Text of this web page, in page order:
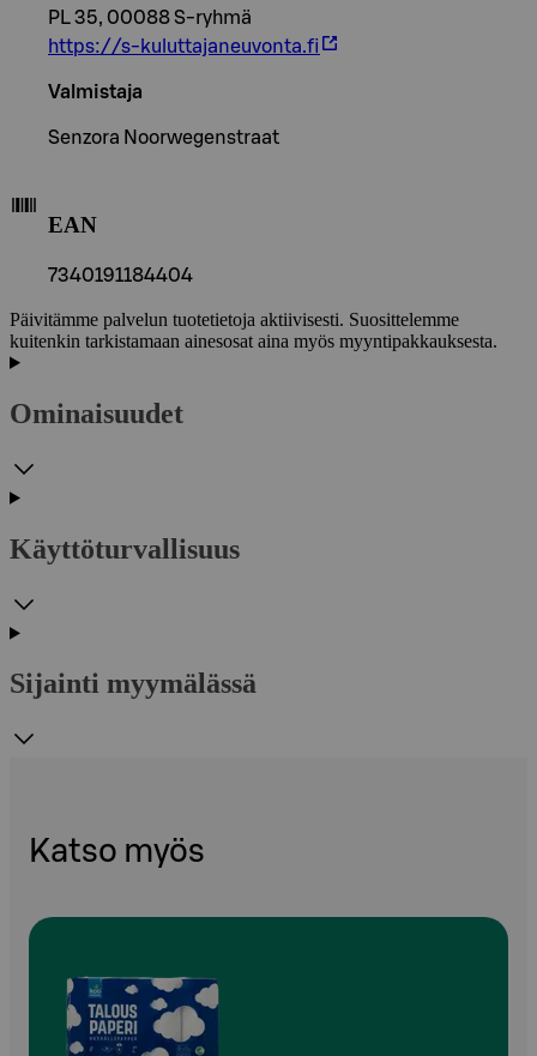
PL 35, 00088 S-ryhmä
https://s-kuluttajaneuvonta.fi
Valmistaja
Senzora Noorwegenstraat
EAN
7340191184404
Päivitämme palvelun tuotetietoja aktiivisesti. Suosittelemme
kuitenkin tarkistamaan ainesosat aina myös myyntipakkauksesta.
Ominaisuudet
Käyttöturvallisuus
Sijainti myymälässä
Katso myös